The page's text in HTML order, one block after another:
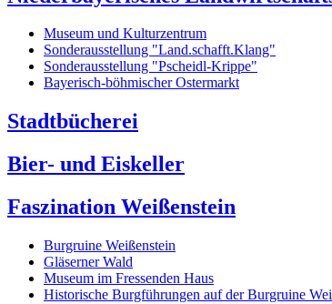
Museum und Kulturzentrum
Sonderausstellung "Land.schafft.Klang"
Sonderausstellung "Pscheidl-Krippe"
Bayerisch-böhmischer Ostermarkt
Stadtbücherei
Bier- und Eiskeller
Faszination Weißenstein
Burgruine Weißenstein
Gläserner Wald
Museum im Fressenden Haus
Historische Burgführungen auf der Burgruine